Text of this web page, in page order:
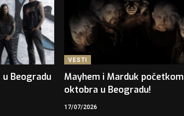
Beogradu
VESTI
Mayhem i Marduk početkom
oktobra u Beogradu!
17/07/2026